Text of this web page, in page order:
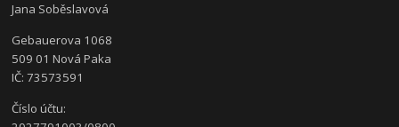
Jana Soběslavová
Gebauerova 1068
509 01 Nová Paka
IČ: 73573591
Číslo účtu: